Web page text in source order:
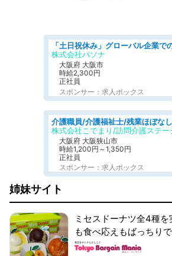
株式会社パソナ
大阪府 大阪市
時給2,300円
正社員
スポンサー：求人ボックス
大阪府 大阪狭山市
時給1,200円～1,350円
正社員
スポンサー：求人ボックス
姉妹サイト
ミセスドーナツ全4種
も食べ応えもばっちりで